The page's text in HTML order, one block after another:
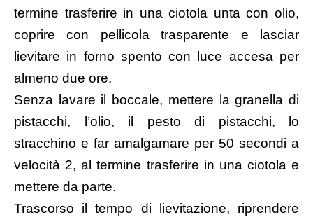
termine trasferire in una ciotola unta con olio,
coprire con pellicola trasparente e lasciar
lievitare in forno spento con luce accesa per
almeno due ore.
Senza lavare il boccale, mettere la granella di
pistacchi, l’olio, il pesto di pistacchi, lo
stracchino e far amalgamare per 50 secondi a
velocità 2, al termine trasferire in una ciotola e
mettere da parte.
Trascorso il tempo di lievitazione, riprendere